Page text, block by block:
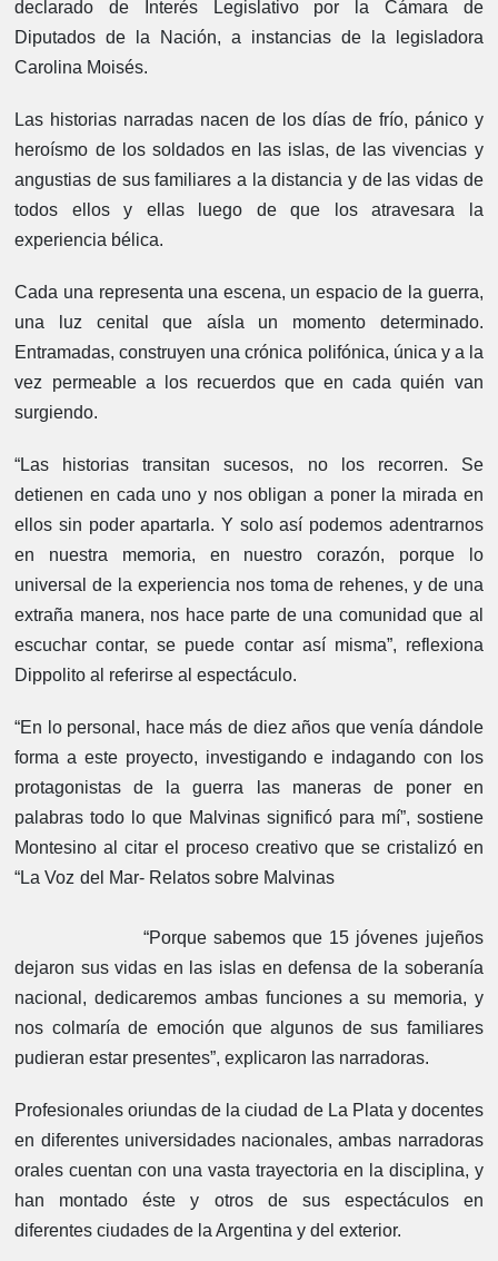
declarado de Interés Legislativo por la Cámara de
Diputados de la Nación, a instancias de la legisladora
Carolina Moisés.
Las historias narradas nacen de los días de frío, pánico y
heroísmo de los soldados en las islas, de las vivencias y
angustias de sus familiares a la distancia y de las vidas de
todos ellos y ellas luego de que los atravesara la
experiencia bélica.
Cada una representa una escena, un espacio de la guerra,
una luz cenital que aísla un momento determinado.
Entramadas, construyen una crónica polifónica, única y a la
vez permeable a los recuerdos que en cada quién van
surgiendo.
“Las historias transitan sucesos, no los recorren. Se
detienen en cada uno y nos obligan a poner la mirada en
ellos sin poder apartarla. Y solo así podemos adentrarnos
en nuestra memoria, en nuestro corazón, porque lo
universal de la experiencia nos toma de rehenes, y de una
extraña manera, nos hace parte de una comunidad que al
escuchar contar, se puede contar así misma”, reflexiona
Dippolito al referirse al espectáculo.
“En lo personal, hace más de diez años que venía dándole
forma a este proyecto, investigando e indagando con los
protagonistas de la guerra las maneras de poner en
palabras todo lo que Malvinas significó para mí”, sostiene
Montesino al citar el proceso creativo que se cristalizó en
“La Voz del Mar- Relatos sobre Malvinas
“Porque sabemos que 15 jóvenes jujeños
dejaron sus vidas en las islas en defensa de la soberanía
nacional, dedicaremos ambas funciones a su memoria, y
nos colmaría de emoción que algunos de sus familiares
pudieran estar presentes”, explicaron las narradoras.
Profesionales oriundas de la ciudad de La Plata y docentes
en diferentes universidades nacionales, ambas narradoras
orales cuentan con una vasta trayectoria en la disciplina, y
han montado éste y otros de sus espectáculos en
diferentes ciudades de la Argentina y del exterior.